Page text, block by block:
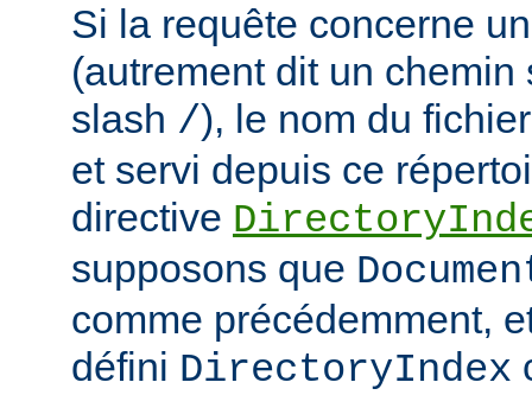
Si la requête concerne
(autrement dit un
slash /), le nom du
et servi depuis ce
directive
supposons que
comme précédemment,
défini DirectoryIndex